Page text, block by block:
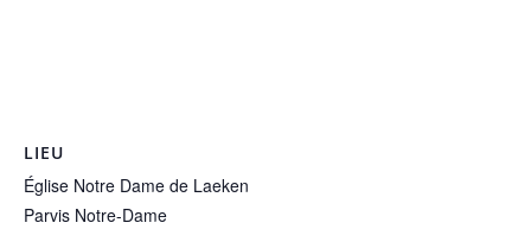
LIEU
Église Notre Dame de Laeken
Parvis Notre-Dame